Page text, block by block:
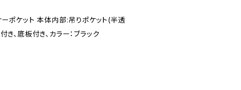
ポケット 本体内部:吊りポケット(半透
、底板付き、カラー：ブラック